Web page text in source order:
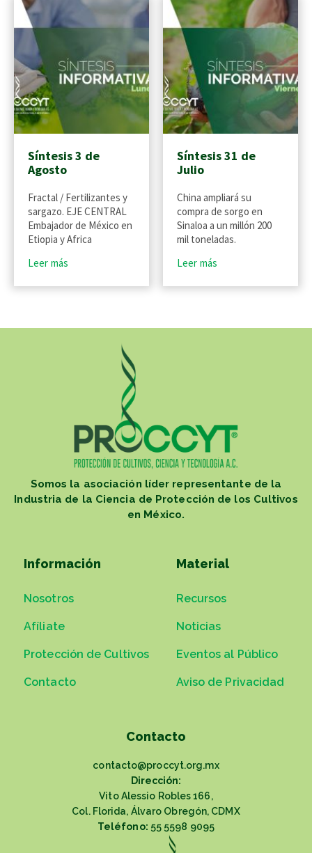
Síntesis 3 de
Agosto
Fractal / Fertilizantes y
sargazo. EJE CENTRAL
Embajador de México en
Etiopia y Africa
Leer más
Síntesis 31 de
Julio
China ampliará su
compra de sorgo en
Sinaloa a un millón 200
mil toneladas.
Leer más
Somos la asociación líder representante de la
Industria de la Ciencia de Protección de los Cultivos
en México.
Información
Nosotros
Afíliate
Protección de Cultivos
Contacto
Material
Recursos
Noticias
Eventos al Público
Aviso de Privacidad
Contacto
contacto@proccyt.org.mx
Dirección:
Vito Alessio Robles 166,
Col. Florida, Álvaro Obregón, CDMX
Teléfono: 55 5598 9095